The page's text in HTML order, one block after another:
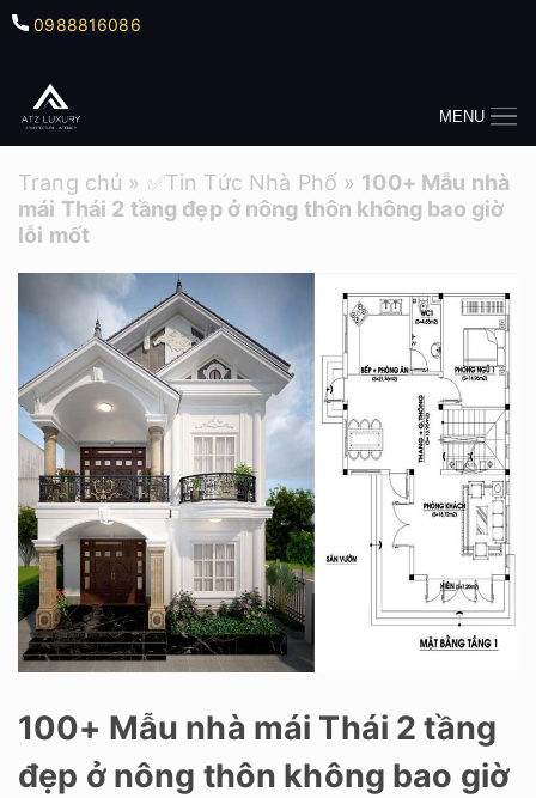
0988816086
MENU
Trang chủ » ✅Tin Tức Nhà Phố » 100+ Mẫu nhà
mái Thái 2 tầng đẹp ở nông thôn không bao giờ
lỗi mốt
100+ Mẫu nhà mái Thái 2 tầng
đẹp ở nông thôn không bao giờ